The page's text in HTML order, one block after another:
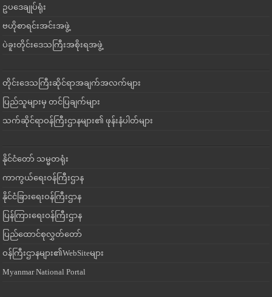
ဥပဒေချုပ်ရုံး
ဗဟိုစာရင်းအင်းအဖွဲ့
ပဲခူးတိုင်းဒေသကြီးအစိုးရအဖွဲ့
တိုင်းဒေသကြီးဆိုင်ရာအချက်အလက်များ
ပြည်သူများမှ တင်ပြချက်များ
သက်ဆိုင်ရာဝန်ကြီးဌာနများ၏ ဖုန်းနံပါတ်များ
နိုင်ငံတော် သမ္မတရုံး
ကာကွယ်ရေးဝန်ကြီးဌာန
နိုင်ငံခြားရေးဝန်ကြီးဌာန
ပြန်ကြားရေးဝန်ကြီးဌာန
ပြည်ထောင်စုလွှတ်တော်
ဝန်ကြီးဌာနများ၏WebSiteများ
Myanmar National Portal